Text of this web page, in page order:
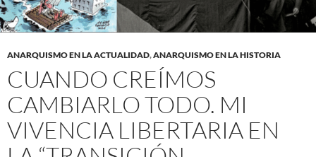
ANARQUISMO EN LA ACTUALIDAD,ANARQUISMO EN LA HISTORIA
CUANDO CREÍMOS
CAMBIARLO TODO. MI
VIVENCIA LIBERTARIA EN